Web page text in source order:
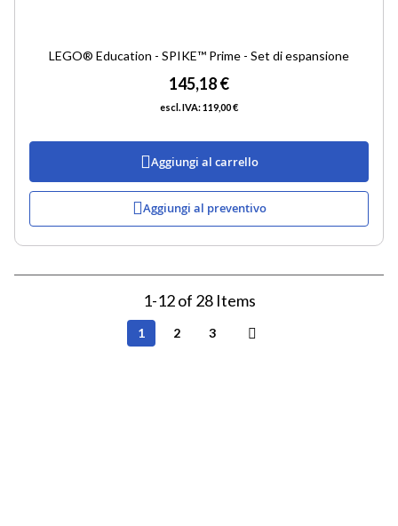
LEGO® Education - SPIKE™ Prime - Set di espansione
145,18 €
119,00 €
Aggiungi al carrello
Aggiungi al preventivo
1-12of 28Items
Attualmente
stai
1 Pagina
2 Pagina
3